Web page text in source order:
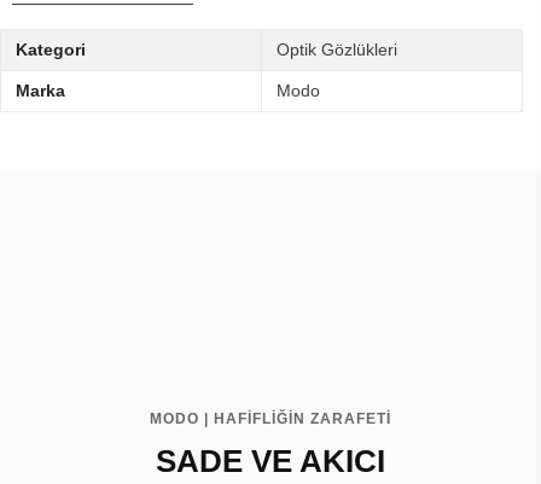
Kategori Optik Gözlükleri
Marka Modo
MODO | HAFİFLİĞİN ZARAFETİ
SADE VE AKICI